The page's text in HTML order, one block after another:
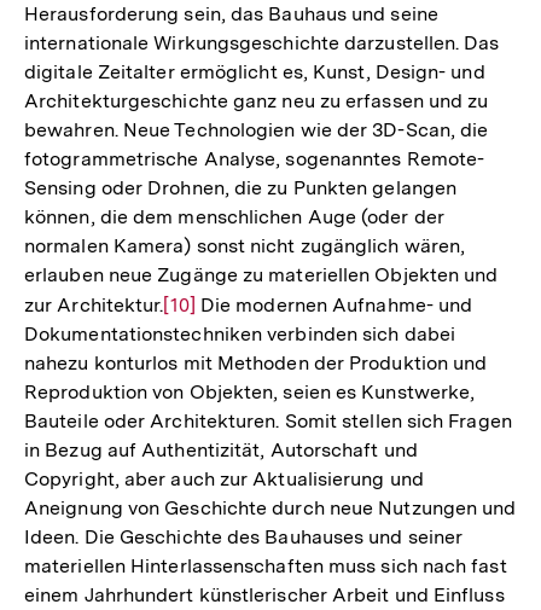
Herausforderung sein, das Bauhaus und seine
internationale Wirkungsgeschichte darzustellen. Das
digitale Zeitalter ermöglicht es, Kunst, Design- und
Architekturgeschichte ganz neu zu erfassen und zu
bewahren. Neue Technologien wie der 3D-Scan, die
fotogrammetrische Analyse, sogenanntes Remote-
Sensing oder Drohnen, die zu Punkten gelangen
können, die dem menschlichen Auge (oder der
normalen Kamera) sonst nicht zugänglich wären,
erlauben neue Zugänge zu materiellen Objekten und
zur Architektur.Zur
Auflösung
der
Fußnote
[10] Die modernen Aufnahme- und
Dokumentationstechniken verbinden sich dabei
nahezu konturlos mit Methoden der Produktion und
Reproduktion von Objekten, seien es Kunstwerke,
Bauteile oder Architekturen. Somit stellen sich Fragen
in Bezug auf Authentizität, Autorschaft und
Copyright, aber auch zur Aktualisierung und
Aneignung von Geschichte durch neue Nutzungen und
Ideen. Die Geschichte des Bauhauses und seiner
materiellen Hinterlassenschaften muss sich nach fast
einem Jahrhundert künstlerischer Arbeit und Einfluss